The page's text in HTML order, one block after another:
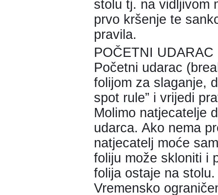
stolu tj. na vidljivom
prvo kršenje te
pravila.
POČETNI
Početni udarac
folijom za slaganje,
spot rule” i vrijedi
Molimo natjecatelje
udarca. Ako nema
natjecatelj moće
foliju može skloniti i
folija ostaje na stolu.
Vremensko